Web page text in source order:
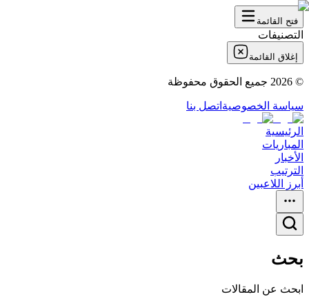
فتح القائمة
التصنيفات
إغلاق القائمة
©
2026 جميع الحقوق محفوظة
سياسة الخصوصية اتصل بنا
الرئيسية
المباريات
الأخبار
الترتيب
أبرز اللاعبين
بحث
ابحث عن المقالات